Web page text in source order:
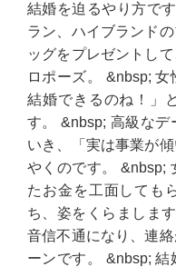
結婚を迫るやり方で
ラン、ハイブランド
ッグをプレゼントし
ロポーズ。 &nbsp;
結婚できるのね！」
す。 &nbsp; 高級な
いき、「実は事業が
やくのです。 &nbsp;
たお金を工面しても
ち、姿をくらましま
音信不通になり、連
ーンです。 &nbsp;